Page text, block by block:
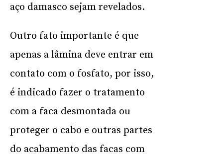
aço damasco sejam revelados.
Outro fato importante é que
apenas a lâmina deve entrar em
contato com o fosfato, por isso,
é indicado fazer o tratamento
com a faca desmontada ou
proteger o cabo e outras partes
do acabamento das facas com